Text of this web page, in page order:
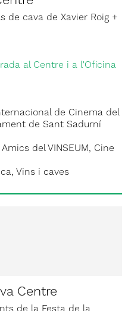
de cava de Xavier Roig +
al Centre i a l'Oficina
de Cinema del
de Sant Sadurní
del VINSEUM, Cine
Vins i caves
Centre